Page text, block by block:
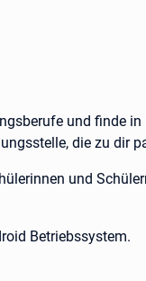
und finde in
die zu dir
und
Betriebssystem.